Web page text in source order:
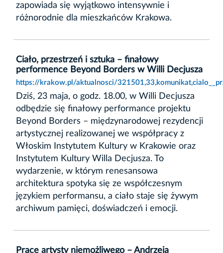
zapowiada się wyjątkowo intensywnie i
różnorodnie dla mieszkańców Krakowa.
Ciało, przestrzeń i sztuka – finałowy
performence Beyond Borders w Willi Decjusza
https://krakow.pl/aktualnosci/
Dziś, 23 maja, o godz. 18.00, w Willi Decjusza
odbędzie się finałowy performance projektu
Beyond Borders – międzynarodowej rezydencji
artystycznej realizowanej we współpracy z
Włoskim Instytutem Kultury w Krakowie oraz
Instytutem Kultury Willa Decjusza. To
wydarzenie, w którym renesansowa
architektura spotyka się ze współczesnym
językiem performansu, a ciało staje się żywym
archiwum pamięci, doświadczeń i emocji.
Prace artysty niemożliwego – Andrzeja